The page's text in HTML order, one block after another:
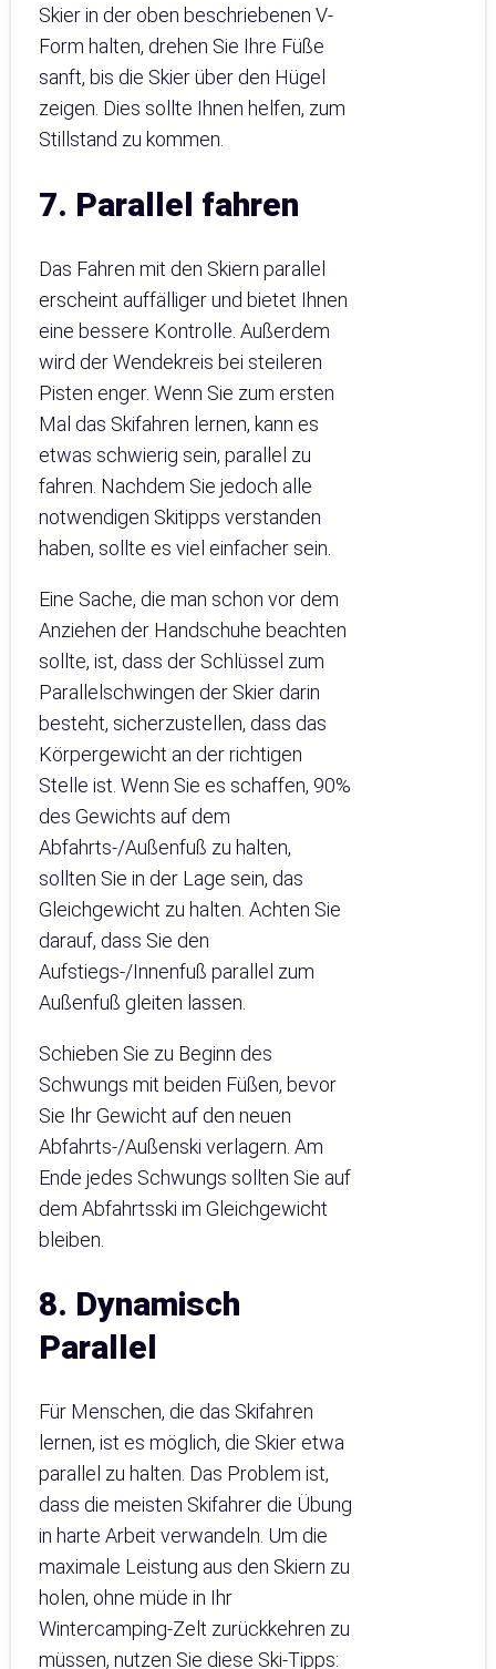
Skier in der oben beschriebenen V-
Form halten, drehen Sie Ihre Füße
sanft, bis die Skier über den Hügel
zeigen. Dies sollte Ihnen helfen, zum
Stillstand zu kommen.
7. Parallel fahren
Das Fahren mit den Skiern parallel
erscheint auffälliger und bietet Ihnen
eine bessere Kontrolle. Außerdem
wird der Wendekreis bei steileren
Pisten enger. Wenn Sie zum ersten
Mal das Skifahren lernen, kann es
etwas schwierig sein, parallel zu
fahren. Nachdem Sie jedoch alle
notwendigen Skitipps verstanden
haben, sollte es viel einfacher sein.
Eine Sache, die man schon vor dem
Anziehen der Handschuhe beachten
sollte, ist, dass der Schlüssel zum
Parallelschwingen der Skier darin
besteht, sicherzustellen, dass das
Körpergewicht an der richtigen
Stelle ist. Wenn Sie es schaffen, 90%
des Gewichts auf dem
Abfahrts-/Außenfuß zu halten,
sollten Sie in der Lage sein, das
Gleichgewicht zu halten. Achten Sie
darauf, dass Sie den
Aufstiegs-/Innenfuß parallel zum
Außenfuß gleiten lassen.
Schieben Sie zu Beginn des
Schwungs mit beiden Füßen, bevor
Sie Ihr Gewicht auf den neuen
Abfahrts-/Außenski verlagern. Am
Ende jedes Schwungs sollten Sie auf
dem Abfahrtsski im Gleichgewicht
bleiben.
8. Dynamisch
Parallel
Für Menschen, die das Skifahren
lernen, ist es möglich, die Skier etwa
parallel zu halten. Das Problem ist,
dass die meisten Skifahrer die Übung
in harte Arbeit verwandeln. Um die
maximale Leistung aus den Skiern zu
holen, ohne müde in Ihr
Wintercamping-Zelt zurückkehren zu
müssen, nutzen Sie diese Ski-Tipps: